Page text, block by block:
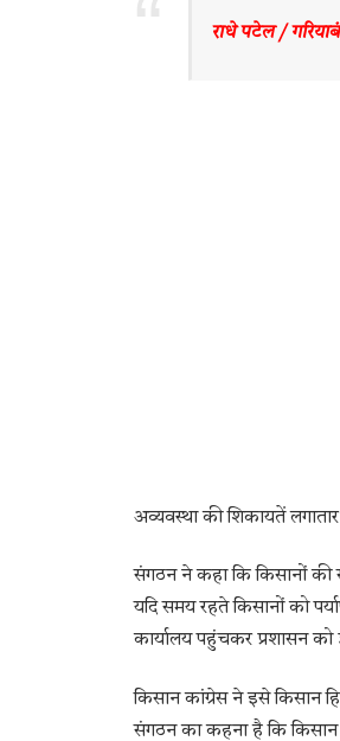
राधे पटेल /
अव्यवस्था की शिकायतें
संगठन ने कहा कि किसानों
यदि समय रहते किसानों को
कार्यालय पहुंचकर प्रशासन को
किसान कांग्रेस ने इसे किसान
संगठन का कहना है कि किसान